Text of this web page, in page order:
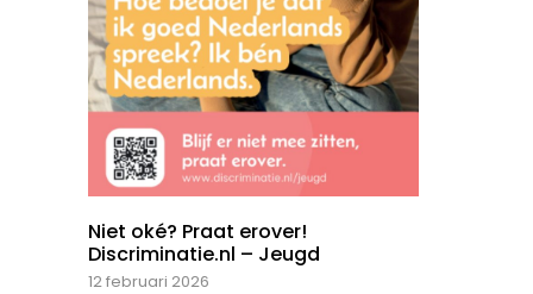
Niet oké? Praat erover!
Discriminatie.nl – Jeugd
12 februari 2026